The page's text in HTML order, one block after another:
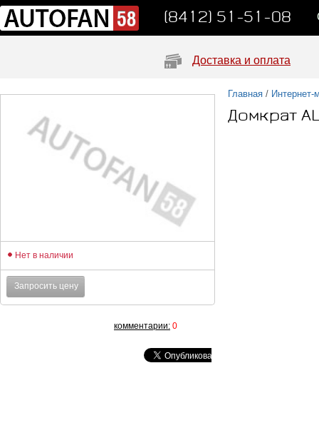
(8412) 51-51-08
Доставка и оплата
Главная / Интернет-
Домкрат
Нет в наличии
Запросить цену
комментарии: 0